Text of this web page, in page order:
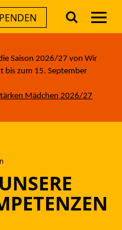
Saison 2026/27 von Wir
bis zum 15. September
Mädchen 2026/27